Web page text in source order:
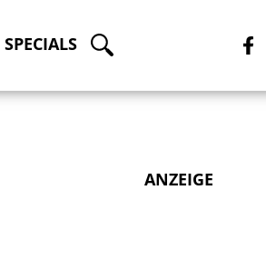
SPECIALS
ANZEIGE